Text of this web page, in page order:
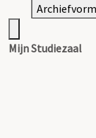
Mijn Studiezaal